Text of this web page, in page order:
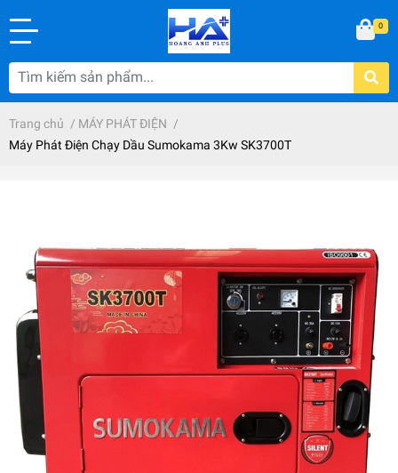
0
Trang chủ / MÁY PHÁT ĐIỆN /
Máy Phát Điện Chạy Dầu Sumokama 3Kw SK3700T